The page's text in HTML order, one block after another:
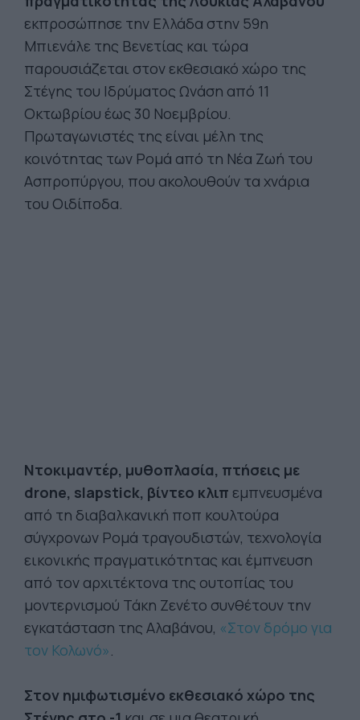
εκπροσώπησε την Ελλάδα στην 59η
Μπιενάλε της Βενετίας και τώρα
παρουσιάζεται στον εκθεσιακό χώρο της
Στέγης του Ιδρύματος Ωνάση από 11
Οκτωβρίου έως 30 Νοεμβρίου.
Πρωταγωνιστές της είναι μέλη της
κοινότητας των Ρομά από τη Νέα Ζωή του
Ασπροπύργου, που ακολουθούν τα χνάρια
του Οιδίποδα.
Ντοκιμαντέρ, μυθοπλασία, πτήσεις με
drone, slapstick, βίντεο κλιπ εμπνευσμένα
από τη διαβαλκανική ποπ κουλτούρα
σύγχρονων Ρομά τραγουδιστών, τεχνολογία
εικονικής πραγματικότητας και έμπνευση
από τον αρχιτέκτονα της ουτοπίας του
μοντερνισμού Τάκη Ζενέτο συνθέτουν την
εγκατάσταση της Αλαβάνου, «Στον δρόμο για
τον Κολωνό».
Στον ημιφωτισμένο εκθεσιακό χώρο της